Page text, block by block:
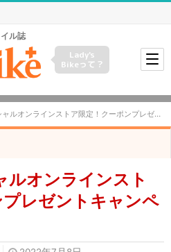
ル誌
Lady's
Bikeって？
ラインストア限定！クーポンプレゼントキャンペーン実施中
ルオンラインスト
レゼントキャンペ